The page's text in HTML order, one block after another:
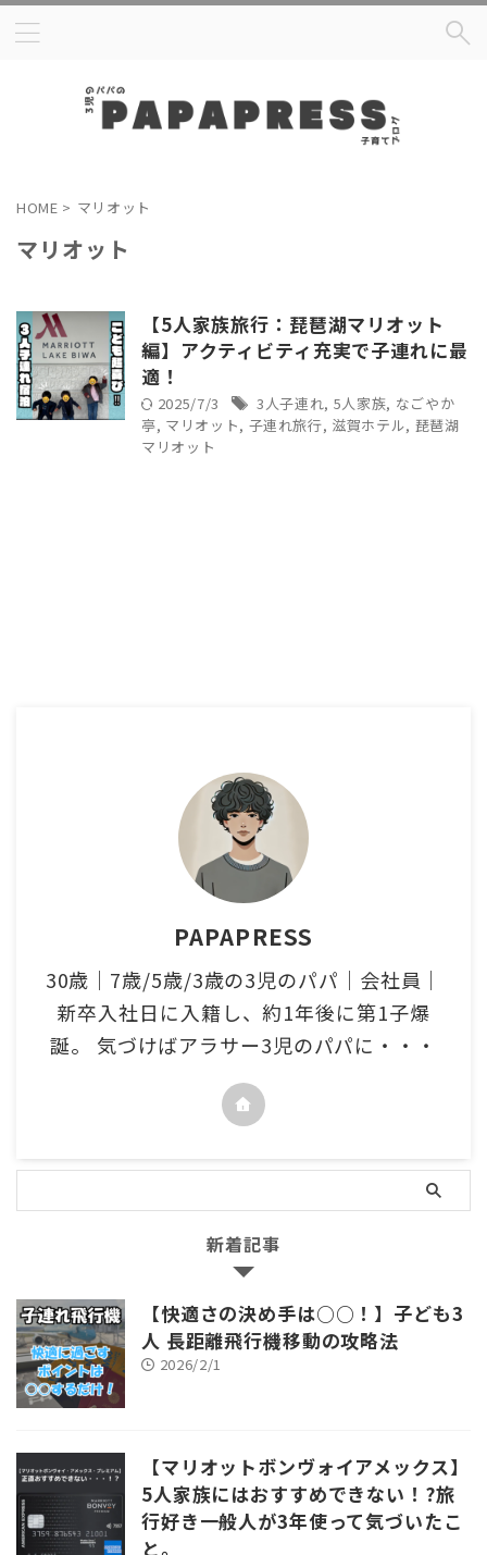
HOME > マリオット
マリオット
【5人家族旅行：琵琶湖マリオット
編】アクティビティ充実で子連れに最
適！
2025/7/3 3人子連れ, 5人家族, なごやか
亭, マリオット, 子連れ旅行, 滋賀ホテル, 琵琶湖
マリオット
PAPAPRESS
30歳｜7歳/5歳/3歳の3児のパパ｜会社員｜
新卒入社日に入籍し、約1年後に第1子爆
誕。 気づけばアラサー3児のパパに・・・
新着記事
【快適さの決め手は○○！】子ども3
人 長距離飛行機移動の攻略法
2026/2/1
【マリオットボンヴォイアメックス】
5人家族にはおすすめできない！?旅
行好き一般人が3年使って気づいたこ
と。